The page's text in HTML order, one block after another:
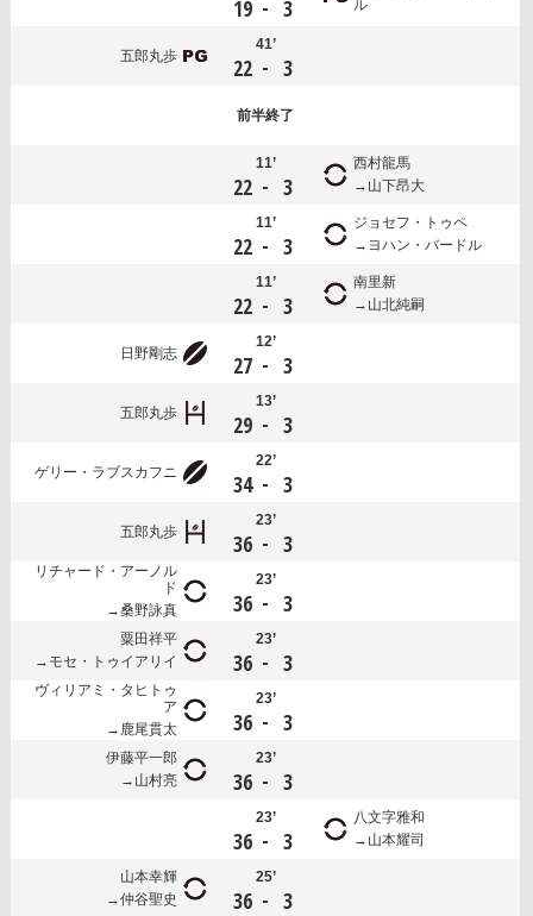
19 - 3
ル
五郎丸歩
41’
22 - 3
前半終了
11’
22 - 3
西村龍馬
山下昂大
11’
22 - 3
ジョセフ・トゥペ
ヨハン・バードル
11’
22 - 3
南里新
山北純嗣
日野剛志
12’
27 - 3
五郎丸歩
13’
29 - 3
ゲリー・ラブスカフニ
22’
34 - 3
五郎丸歩
23’
36 - 3
リチャード・アーノル
ド
桑野詠真
23’
36 - 3
粟田祥平
モセ・トゥイアリイ
23’
36 - 3
ヴィリアミ・タヒトゥ
ア
鹿尾貫太
23’
36 - 3
伊藤平一郎
山村亮
23’
36 - 3
23’
36 - 3
八文字雅和
山本耀司
山本幸輝
仲谷聖史
25’
36 - 3